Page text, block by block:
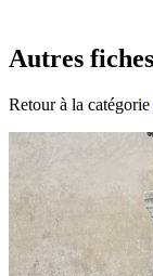
Autres
Retour à la catégorie